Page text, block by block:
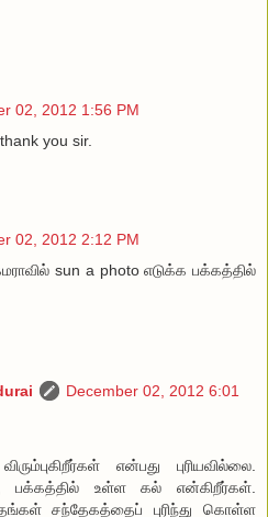
02, 2012 1:56 PM
you sir.
02, 2012 2:12 PM
sun a photo எடுக்க பக்கத்தில்
December 02, 2012 6:01
என்பது புரியவில்லை.
பக்கத்தில் உள்ள கல் என்கிறீர்கள்.
சந்தேகத்தைப் புரிந்து கொள்ள